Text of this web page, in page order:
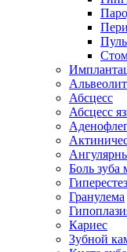
Альвеолит
Абсцесс
Абсцесс
Боль зуба
Гранулема
Кариес
Зубной